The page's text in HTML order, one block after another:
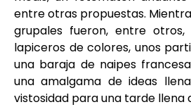
entre otras propuestas.
grupales fueron, entre
lapiceros de colores, unos
una baraja de naipes
una amalgama de ideas
vistosidad para una tarde llena